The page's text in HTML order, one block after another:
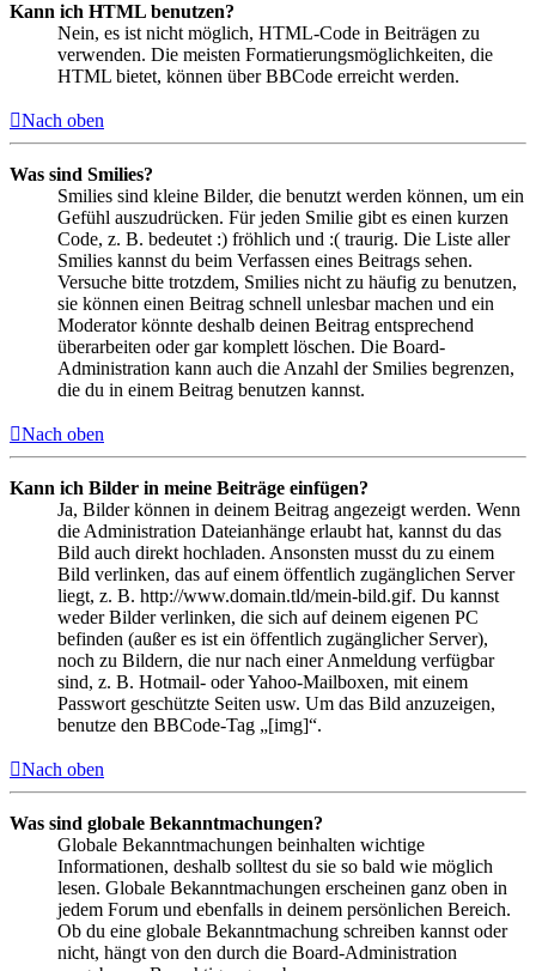
Kann ich HTML benutzen?
Nein, es ist nicht möglich, HTML-Code in Beiträgen zu
verwenden. Die meisten Formatierungsmöglichkeiten, die
HTML bietet, können über BBCode erreicht werden.
Nach oben
Was sind Smilies?
Smilies sind kleine Bilder, die benutzt werden können, um ein
Gefühl auszudrücken. Für jeden Smilie gibt es einen kurzen
Code, z. B. bedeutet :) fröhlich und :( traurig. Die Liste aller
Smilies kannst du beim Verfassen eines Beitrags sehen.
Versuche bitte trotzdem, Smilies nicht zu häufig zu benutzen,
sie können einen Beitrag schnell unlesbar machen und ein
Moderator könnte deshalb deinen Beitrag entsprechend
überarbeiten oder gar komplett löschen. Die Board-
Administration kann auch die Anzahl der Smilies begrenzen,
die du in einem Beitrag benutzen kannst.
Nach oben
Kann ich Bilder in meine Beiträge einfügen?
Ja, Bilder können in deinem Beitrag angezeigt werden. Wenn
die Administration Dateianhänge erlaubt hat, kannst du das
Bild auch direkt hochladen. Ansonsten musst du zu einem
Bild verlinken, das auf einem öffentlich zugänglichen Server
liegt, z. B. http://www.domain.tld/mein-bild.gif. Du kannst
weder Bilder verlinken, die sich auf deinem eigenen PC
befinden (außer es ist ein öffentlich zugänglicher Server),
noch zu Bildern, die nur nach einer Anmeldung verfügbar
sind, z. B. Hotmail- oder Yahoo-Mailboxen, mit einem
Passwort geschützte Seiten usw. Um das Bild anzuzeigen,
benutze den BBCode-Tag „[img]“.
Nach oben
Was sind globale Bekanntmachungen?
Globale Bekanntmachungen beinhalten wichtige
Informationen, deshalb solltest du sie so bald wie möglich
lesen. Globale Bekanntmachungen erscheinen ganz oben in
jedem Forum und ebenfalls in deinem persönlichen Bereich.
Ob du eine globale Bekanntmachung schreiben kannst oder
nicht, hängt von den durch die Board-Administration